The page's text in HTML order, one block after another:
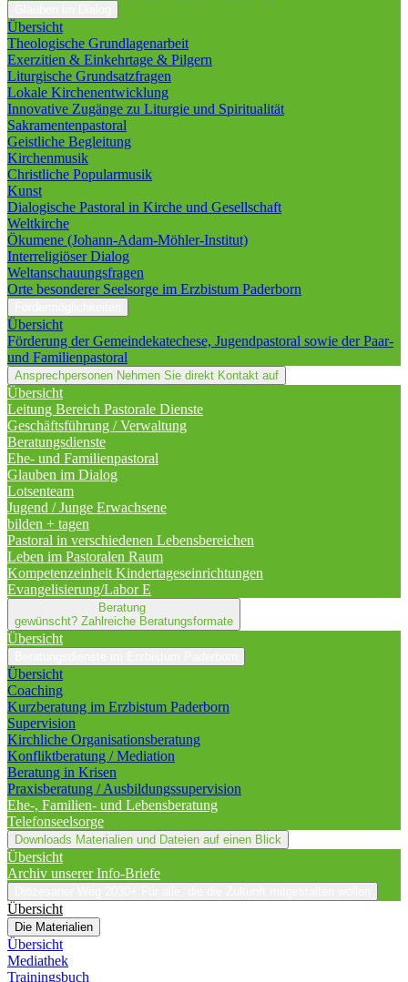
Übersicht
Theologische Grundlagenarbeit
Exerzitien & Einkehrtage & Pilgern
Liturgische Grundsatzfragen
Lokale Kirchenentwicklung
Innovative Zugänge zu Liturgie und Spiritualität
Sakramentenpastoral
Geistliche Begleitung
Kirchenmusik
Christliche Popularmusik
Kunst
Dialogische Pastoral in Kirche und Gesellschaft
Weltkirche
Ökumene (Johann-Adam-Möhler-Institut)
Interreligiöser Dialog
Weltanschauungsfragen
Orte besonderer Seelsorge im Erzbistum Paderborn
Übersicht
Förderung der Gemeindekatechese, Jugendpastoral sowie der Paar-
und Familienpastoral
Ansprechpersonen Nehmen Sie direkt Kontakt auf
Übersicht
Leitung Bereich Pastorale Dienste
Geschäftsführung / Verwaltung
Beratungsdienste
Ehe- und Familienpastoral
Glauben im Dialog
Lotsenteam
Jugend / Junge Erwachsene
bilden + tagen
Pastoral in verschiedenen Lebensbereichen
Leben im Pastoralen Raum
Kompetenzeinheit Kindertageseinrichtungen
Evangelisierung/Labor E
Beratung
gewünscht? Zahlreiche Beratungsformate
Übersicht
Übersicht
Coaching
Kurzberatung im Erzbistum Paderborn
Supervision
Kirchliche Organisationsberatung
Konfliktberatung / Mediation
Beratung in Krisen
Praxisberatung / Ausbildungssupervision
Ehe-, Familien- und Lebensberatung
Telefonseelsorge
Downloads Materialien und Dateien auf einen Blick
Übersicht
Archiv unserer Info-Briefe
Übersicht
Die Materialien
Übersicht
Mediathek
Trainingsbuch